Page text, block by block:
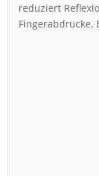
reduziert
Fingerabdrücke.